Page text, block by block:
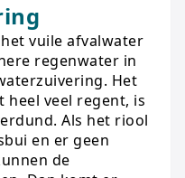
vuile afvalwater
regenwater in
Het
heel veel regent, is
Als het riool
en er geen
de